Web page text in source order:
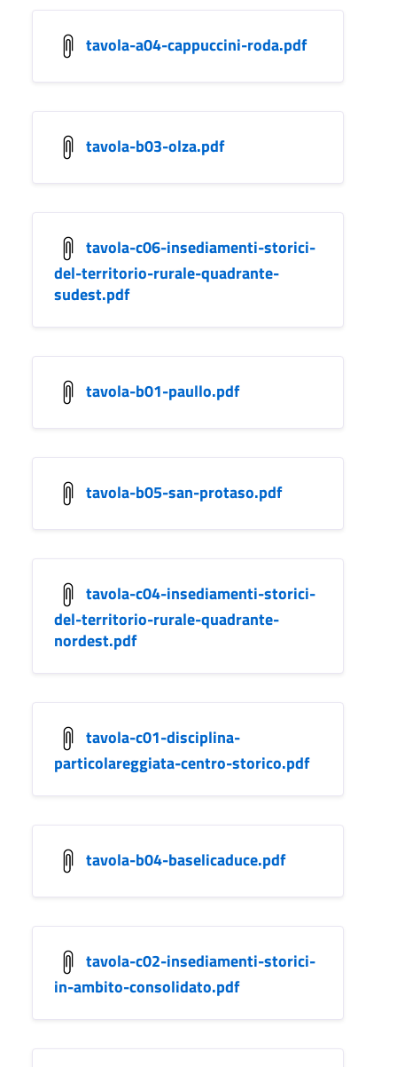
tavola-a04-cappuccini-roda.pdf
tavola-b03-olza.pdf
tavola-c06-insediamenti-storici-
del-territorio-rurale-quadrante-
sudest.pdf
tavola-b01-paullo.pdf
tavola-b05-san-protaso.pdf
tavola-c04-insediamenti-storici-
del-territorio-rurale-quadrante-
nordest.pdf
tavola-c01-disciplina-
particolareggiata-centro-storico.pdf
tavola-b04-baselicaduce.pdf
tavola-c02-insediamenti-storici-
in-ambito-consolidato.pdf